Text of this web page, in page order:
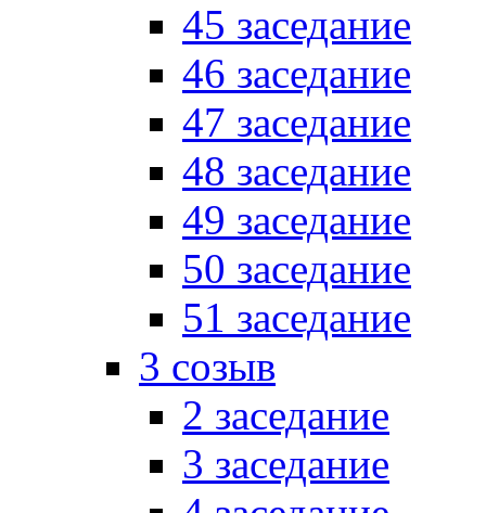
45 заседание
46 заседание
47 заседание
48 заседание
49 заседание
50 заседание
51 заседание
3 созыв
2 заседание
3 заседание